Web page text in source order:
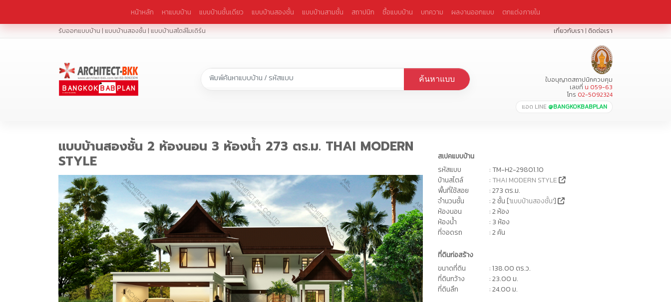
หน้าหลัก หาแบบบ้าน แบบบ้านชั้นเดียว แบบบ้านสองชั้น แบบบ้านสามชั้น สถาปนิก ซื้อแบบบ้าน บทความ ผลงานออกแบบ ตกแต่งภายใน
รับออกแบบบ้าน | แบบบ้านสองชั้น | แบบบ้านสไตล์โมเดิร์น เกี่ยวกับเรา | ติดต่อเรา
ค้นหาแบบ
ใบอนุญาตสถาปนิกควบคุม
เลขที่ น 059-63
โทร 02-5092324
แอด LINE @BANGKOKBABPLAN
สเปคแบบบ้าน
รหัสแบบ
: TM-H2-29801.10
บ้านสไตล์
: THAI MODERN STYLE
พื้นที่ใช้สอย
: 273 ตร.ม.
จำนวนชั้น
: 2 ชั้น ['แบบบ้านสองชั้น']
ห้องนอน
: 2 ห้อง
ห้องน้ำ
: 3 ห้อง
ที่จอดรถ
: 2 คัน
ที่ดินก่อสร้าง
ขนาดที่ดิน
: 138.00 ตร.ว.
ที่ดินกว้าง
: 23.00 ม.
ที่ดินลึก
: 24.00 ม.
แบบบ้านสองชั้น 2 ห้องนอน 3 ห้องน้ำ 273 ตร.ม. THAI MODERN
STYLE